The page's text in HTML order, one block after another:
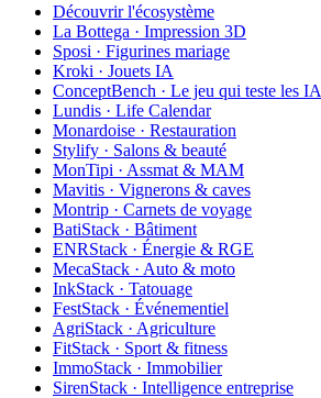
Découvrir l'écosystème
La Bottega · Impression 3D
Sposi · Figurines mariage
Kroki · Jouets IA
ConceptBench · Le jeu qui teste les IA
Lundis · Life Calendar
Monardoise · Restauration
Stylify · Salons & beauté
MonTipi · Assmat & MAM
Mavitis · Vignerons & caves
Montrip · Carnets de voyage
BatiStack · Bâtiment
ENRStack · Énergie & RGE
MecaStack · Auto & moto
InkStack · Tatouage
FestStack · Événementiel
AgriStack · Agriculture
FitStack · Sport & fitness
ImmoStack · Immobilier
SirenStack · Intelligence entreprise